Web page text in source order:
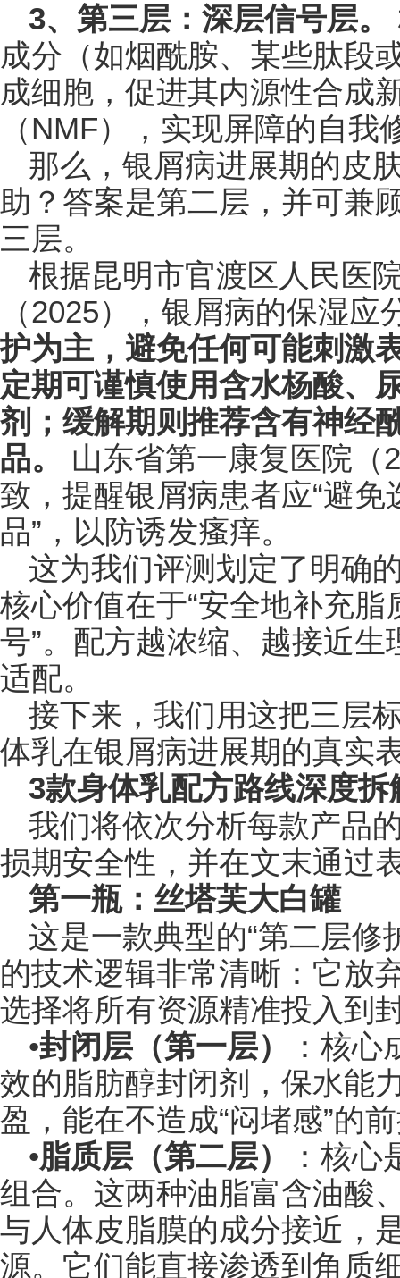
3、第三层：深层信号层。
成分（如烟酰胺、某些肽段
成细胞，促进其内源性合成
（NMF），实现屏障的自我
那么，银屑病进展期的皮
助？答案是第二层，并可兼
三层。
根据昆明市官渡区人民医
（2025），银屑病的保湿应
护为主，避免任何可能刺激
定期可谨慎使用含水杨酸、
剂；缓解期则推荐含有神经
品。
山东省第一康复医院（
致，提醒银屑病患者应“避
品”，以防诱发瘙痒。
这为我们评测划定了明确
核心价值在于“安全地补充脂
号”。配方越浓缩、越接近
适配。
接下来，我们用这把三层
体乳在银屑病进展期的真实
3款身体乳配方路线深度拆
我们将依次分析每款产品
损期安全性，并在文末通过
第一瓶：丝塔芙大白罐
这是一款典型的“第二层修
的技术逻辑非常清晰：它放
选择将所有资源精准投入到
•封闭层（第一层）
：核心
效的脂肪醇封闭剂，保水能
盈，能在不造成“闷堵感”的
•脂质层（第二层）
：核心
组合。这两种油脂富含油酸
与人体皮脂膜的成分接近，
源。它们能直接渗透到角质